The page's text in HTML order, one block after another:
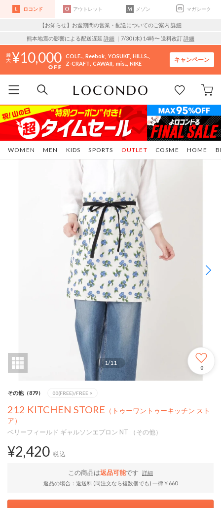
ロコンド アウトレット メゾン マガシーク
【お知らせ】お盆期間の営業・配送についてのご案内 詳細
熊本地震の影響による配送遅延 詳細 ｜7/30 (木) 14時〜 送料改訂詳細
10,000 COLE.. Reebok YOSUKE HILLS..
Z-CRAFT CAWAII mis.. NIKE
キャンペーン
WOMEN MEN KIDS SPORTS COSME HOME
OUTLET
1/11
0
その他（879） 00(FREE)/FREE ×
212 KITCHEN STORE （トゥーワントゥーキッチン スト
ア）
ベリーフィールド ギャルソンエプロン NT （その他）
¥2,420 税込
この商品は返品可能です
詳細
返品の場合：返送料 (同注文なら複数個でも) 一律￥660